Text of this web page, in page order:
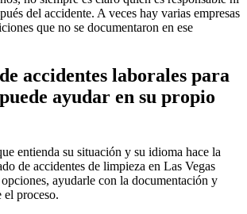
del accidente. A veces hay varias empresas
que no se documentaron en ese
accidentes laborales para
ayudar en su propio
entienda su situación y su idioma hace la
de accidentes de limpieza en Las Vegas
ayudarle con la documentación y
el proceso.